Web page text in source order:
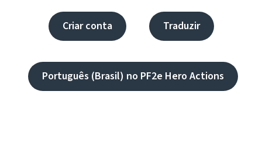
Criar conta Traduzir
Português (Brasil) no PF2e Hero Actions